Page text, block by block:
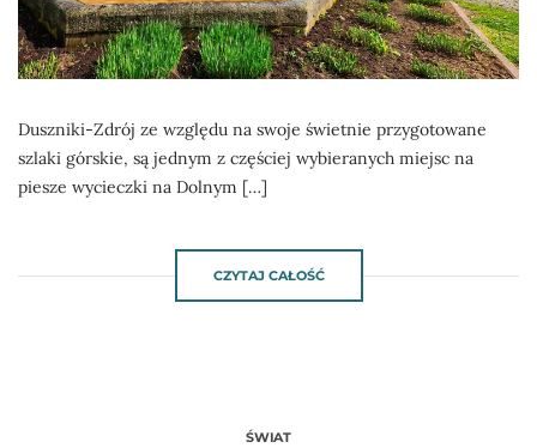
Duszniki-Zdrój ze względu na swoje świetnie przygotowane
szlaki górskie, są jednym z częściej wybieranych miejsc na
piesze wycieczki na Dolnym […]
CZYTAJ CAŁOŚĆ
ŚWIAT